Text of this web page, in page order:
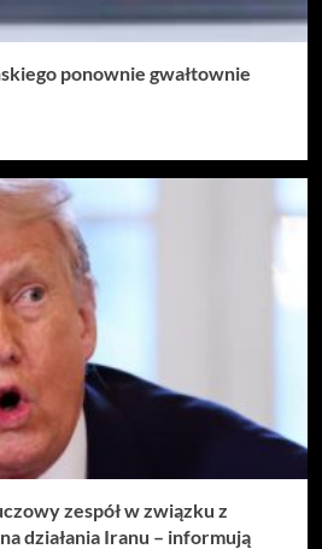
ponownie gwałtownie
zespół w związku z
działania Iranu – informują